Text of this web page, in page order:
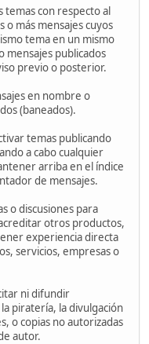
temas con respecto al
o más mensajes cuyos
tema en un mismo
mensajes publicados
previo o posterior.
en nombre o
(baneados).
temas publicando
a cabo cualquier
arriba en el índice
de mensajes.
o discusiones para
otros productos,
experiencia directa
servicios, empresas o
ni difundir
piratería, la divulgación
o copias no autorizadas
autor.